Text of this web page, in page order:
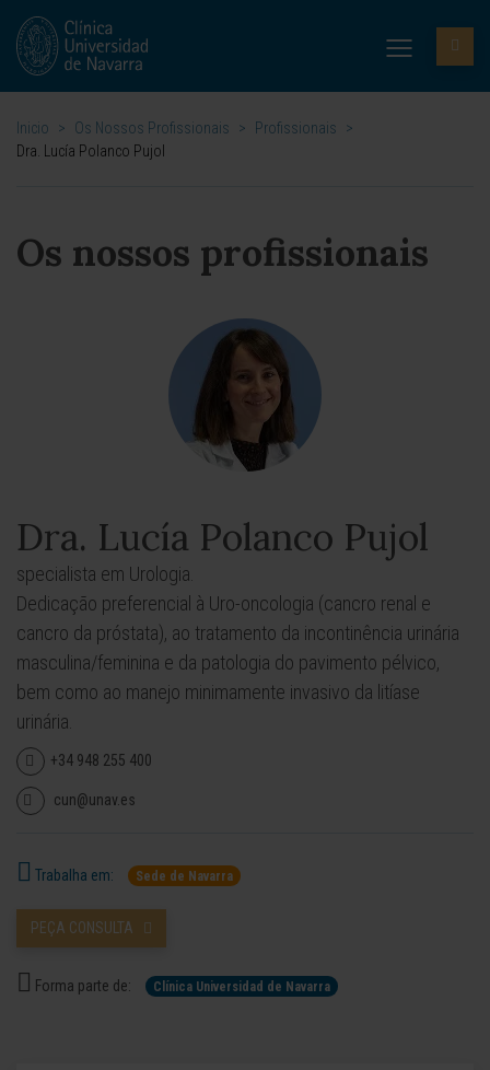
Inicio > Os Nossos Profissionais > Profissionais
>
Dra. Lucía Polanco Pujol
Os nossos profissionais
Dra. Lucía Polanco Pujol
specialista em Urologia.
Dedicação preferencial à Uro-oncologia (cancro renal e
cancro da próstata), ao tratamento da incontinência urinária
masculina/feminina e da patologia do pavimento pélvico,
bem como ao manejo minimamente invasivo da litíase
urinária.
+34 948 255 400
cun@unav.es
Trabalha em: Sede de Navarra
PEÇA CONSULTA
Forma parte de: Clínica Universidad de Navarra